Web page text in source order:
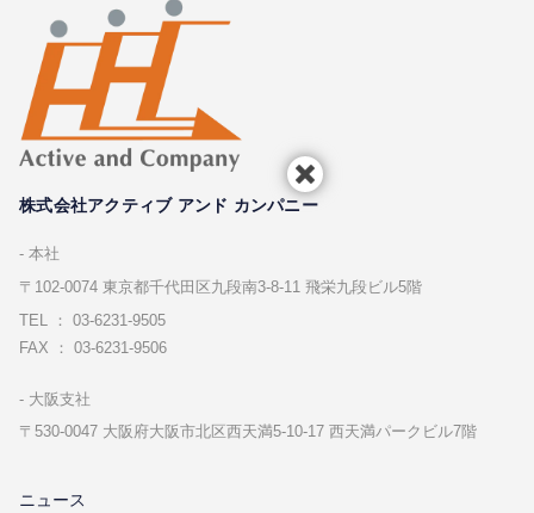
株式会社アクティブ アンド カンパニー
本社
〒102-0074 東京都千代⽥区九段南3-8-11 飛栄九段ビル5階
TEL ： 03-6231-9505
FAX ： 03-6231-9506
⼤阪⽀社
〒530-0047 ⼤阪府⼤阪市北区⻄天満5-10-17 ⻄天満パークビル7階
ニュース